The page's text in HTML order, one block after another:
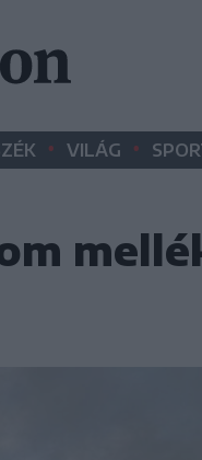
• VILÁG •